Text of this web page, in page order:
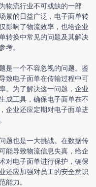
物流行业不可或缺的一部
景的日益广泛， 电子面单转
影响了物流效率，也给企业
转换中常见的问题及其解决
考。
是一个不容忽视的问题。鉴
致电子面单在传输过程中可
。为了解决这一问题，企业
成工具，确保电子面单在不
企业还应定期对电子面单进
题也是一大挑战。在数据传
能导致物流信息失真，给企
对电子面单进行保护，确保
还应加强对员工的安全意识
能力。